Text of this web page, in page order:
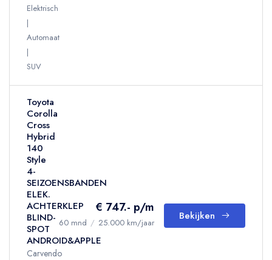
Elektrisch
Automaat
SUV
Toyota
Corolla
Cross
Hybrid
140
Style
4-
SEIZOENSBANDEN
ELEK.
ACHTERKLEP
BLIND-
SPOT
ANDROID&APPLE
Carvendo
€ 747.- p/m
60 mnd / 25.000 km/jaar
Bekijken